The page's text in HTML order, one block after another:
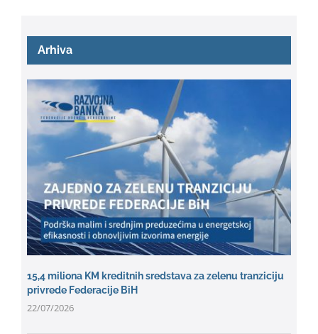
Arhiva
15,4 miliona KM kreditnih sredstava za zelenu tranziciju
privrede Federacije BiH
22/07/2026